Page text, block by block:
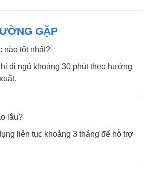
GẶP
nào tốt nhất?
đi ngủ khoảng 30 phút theo hướng
lâu?
liên tục khoảng 3 tháng để hỗ trợ